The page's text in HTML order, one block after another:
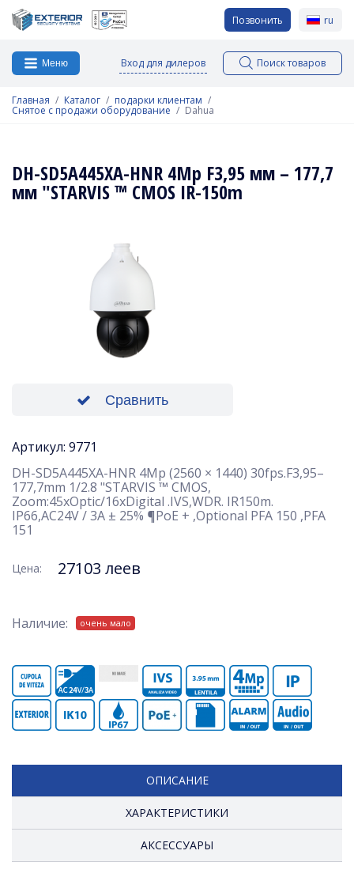
Позвонить ru
Меню Вход для дилеров Поиск товаров
Главная Каталог подарки клиентам
Снятое с продажи оборудование Dahua
DH-SD5A445XA-HNR 4Mp F3,95 мм – 177,7
мм "STARVIS ™ CMOS IR-150m
Сравнить
Артикул: 9771
DH-SD5A445XA-HNR 4Mp (2560 × 1440) 30fps.F3,95–
177,7mm 1/2.8 "STARVIS ™ CMOS,
Zoom:45xOptic/16xDigital .IVS,WDR. IR150m.
IP66,AC24V / 3A ± 25% ¶PoE + ,Optional PFA 150 ,PFA
151
Цена: 27103 леев
Наличие: очень мало
ОПИСАНИЕ
ХАРАКТЕРИСТИКИ
АКСЕССУАРЫ